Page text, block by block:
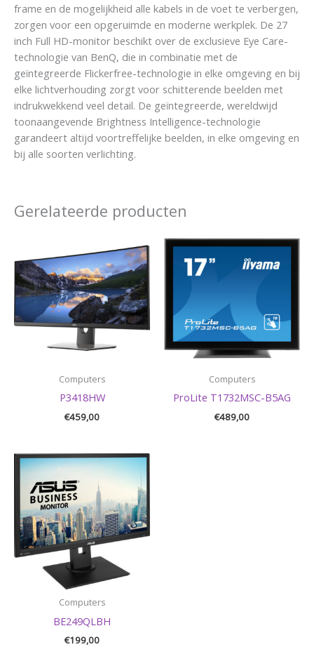
frame en de mogelijkheid alle kabels in de voet te verbergen,
zorgen voor een opgeruimde en moderne werkplek. De 27
inch Full HD-monitor beschikt over de exclusieve Eye Care-
technologie van BenQ, die in combinatie met de
geïntegreerde Flickerfree-technologie in elke omgeving en bij
elke lichtverhouding zorgt voor schitterende beelden met
indrukwekkend veel detail. De geïntegreerde, wereldwijd
toonaangevende Brightness Intelligence-technologie
garandeert altijd voortreffelijke beelden, in elke omgeving en
bij alle soorten verlichting.
Gerelateerde producten
Computers
P3418HW
€459,00
Computers
ProLite T1732MSC-B5AG
€489,00
Computers
BE249QLBH
€199,00